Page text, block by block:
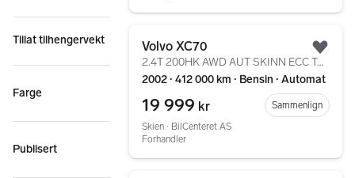
Tillat tilhengervekt
Farge
Publisert
Volvo XC70
2.4T 200HK AWD AUT SKINN ECC TAKRAILS EU-06/2026 ++
2002 ∙ 412 000 km ∙ Bensin ∙ Automat
19 999 kr
Sammenlign
Skien ∙ BilCenteret AS
Forhandler